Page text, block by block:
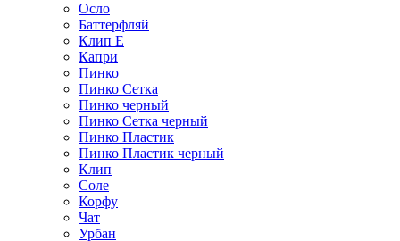
Осло
Баттерфляй
Клип Е
Капри
Пинко
Пинко Сетка
Пинко черный
Пинко Сетка черный
Пинко Пластик
Пинко Пластик черный
Клип
Соле
Корфу
Чат
Урбан